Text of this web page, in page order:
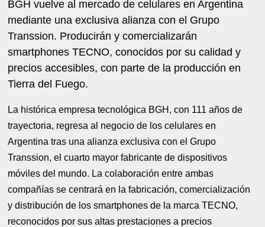
BGH vuelve al mercado de celulares en Argentina
mediante una exclusiva alianza con el Grupo
Transsion. Producirán y comercializarán
smartphones TECNO, conocidos por su calidad y
precios accesibles, con parte de la producción en
Tierra del Fuego.
La histórica empresa tecnológica BGH, con 111 años de
trayectoria, regresa al negocio de los celulares en
Argentina tras una alianza exclusiva con el Grupo
Transsion, el cuarto mayor fabricante de dispositivos
móviles del mundo. La colaboración entre ambas
compañías se centrará en la fabricación, comercialización
y distribución de los smartphones de la marca TECNO,
reconocidos por sus altas prestaciones a precios